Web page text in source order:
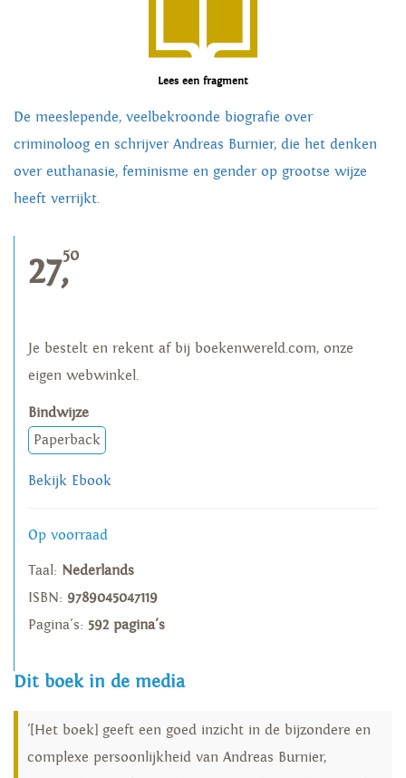
Lees een fragment
De meeslepende, veelbekroonde biografie over
criminoloog en schrijver Andreas Burnier, die het denken
over euthanasie, feminisme en gender op grootse wijze
heeft verrijkt.
27,50
Je bestelt en rekent af bij boekenwereld.com, onze
eigen webwinkel.
Bindwijze
Paperback
Bekijk Ebook
Op voorraad
Taal: Nederlands
ISBN: 9789045047119
Pagina's: 592 pagina's
Dit boek in de media
'[Het boek] geeft een goed inzicht in de bijzondere en
complexe persoonlijkheid van Andreas Burnier,